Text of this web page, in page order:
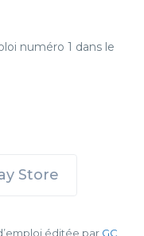
numéro 1 dans le
Store
éditée par GC